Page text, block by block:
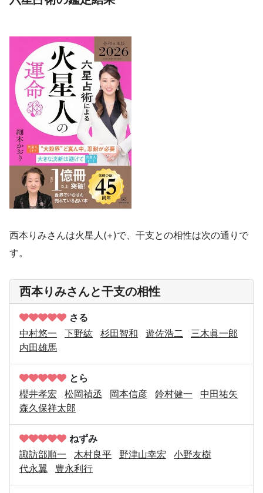
西本りみさんは火星人(+)で、干支との相性は次の通りで
す。
西本りみさんと干支の相性
さる
中村悠一
下野紘 杉田智和 遊佐浩二
三木眞一郎
内田雄馬
とら
櫻井孝宏
松岡禎丞 岡本信彦 鈴村健一
中田祐矢
森久保祥太郎
ねずみ
諏訪部順一
木村良平 野津山幸宏
小野友樹
代永翼
豊永利行